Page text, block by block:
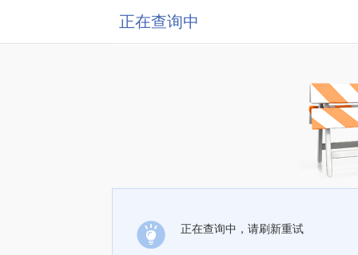
正在查询中
正在查询中，请刷新重试